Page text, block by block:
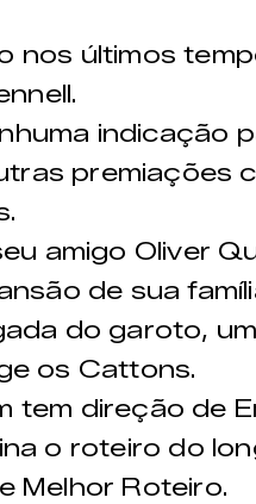
nos últimos
indicação
premiações
amigo Oliver
de sua
do garoto,
os Cattons.
tem direção de
o roteiro do
Melhor Roteiro.